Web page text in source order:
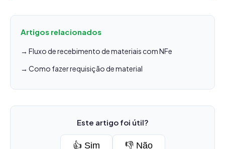
Artigos relacionados
→ Fluxo de recebimento de materiais com NFe
→ Como fazer requisição de material
Este artigo foi útil?
👍 Sim 👎 Não